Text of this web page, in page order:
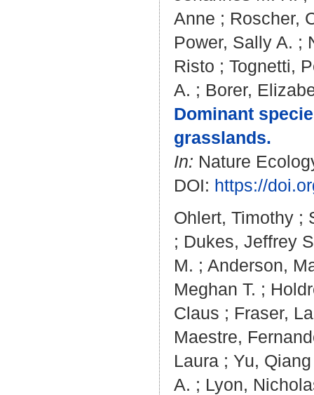
Anne ; Roscher,
Power, Sally A. ;
Risto ; Tognetti,
A. ; Borer,
Dominant
grasslands.
In: Nature
DOI: https://
Ohlert, Timothy ;
; Dukes, Jeffrey
M. ; Anderson,
Meghan T. ;
Claus ; Fraser,
Maestre,
Laura ; Yu, Qiang
A. ; Lyon,